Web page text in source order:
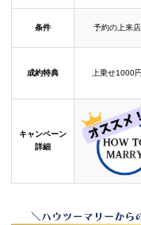
条件 予約の上来店
成約特典 上乗せ1000円
キャンペーン
詳細